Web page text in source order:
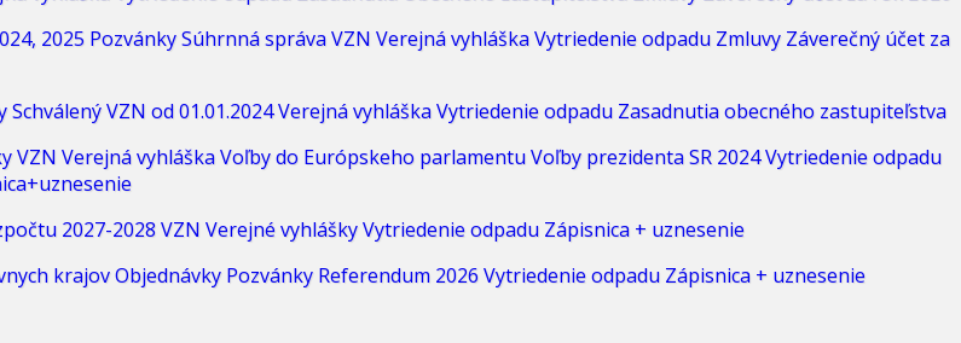
2025 PozvánkySúhrnná správaVZN Verejná vyhláškaVytriedenie odpadu Zmluvy Záverečný účet za
Schválený VZN od 01.01.2024Verejná vyhláškaVytriedenie odpadu Zasadnutia obecného zastupiteľstva
VZN Verejná vyhláškaVoľby do Európskeho parlamentuVoľby prezidenta SR 2024Vytriedenie odpadu
2027-2028VZN Verejné vyhláškyVytriedenie odpadu Zápisnica + uznesenie
krajovObjednávky Pozvánky Referendum 2026Vytriedenie odpadu Zápisnica + uznesenie